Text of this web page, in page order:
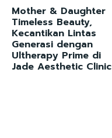
Mother & Daughter
Timeless Beauty,
Kecantikan Lintas
Generasi dengan
Ultherapy Prime di
Jade Aesthetic Clinic